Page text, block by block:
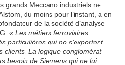
grands Meccano industriels ne
du moins pour l’instant, à en
de la société d’analyse
« Les métiers ferroviaires
particulières qui ne s’exportent
clients. La logique conglomérat
besoin de Siemens qui ne lui